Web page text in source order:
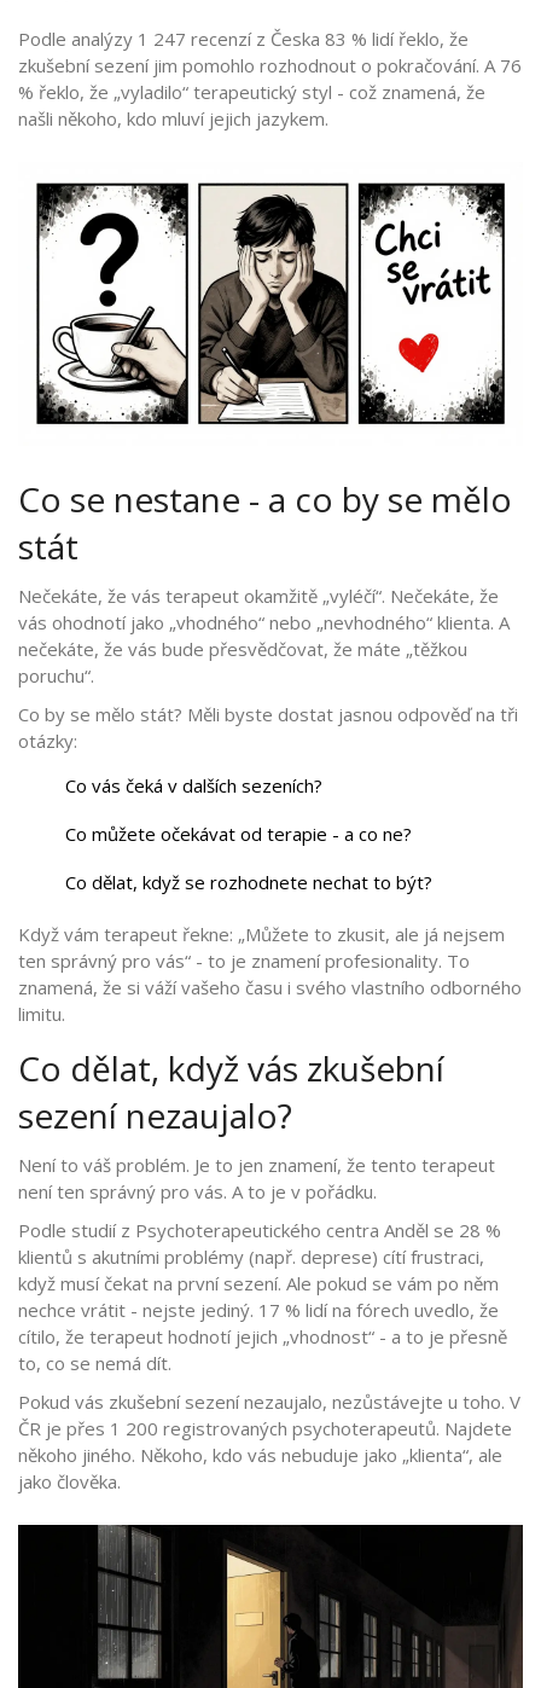
Podle analýzy 1 247 recenzí z Česka 83 % lidí řeklo, že
zkušební sezení jim pomohlo rozhodnout o pokračování. A 76
% řeklo, že „vyladilo“ terapeutický styl - což znamená, že
našli někoho, kdo mluví jejich jazykem.
Co se nestane - a co by se mělo
stát
Nečekáte, že vás terapeut okamžitě „vyléčí“. Nečekáte, že
vás ohodnotí jako „vhodného“ nebo „nevhodného“ klienta. A
nečekáte, že vás bude přesvědčovat, že máte „těžkou
poruchu“.
Co by se mělo stát? Měli byste dostat jasnou odpověď na tři
otázky:
Co vás čeká v dalších sezeních?
Co můžete očekávat od terapie - a co ne?
Co dělat, když se rozhodnete nechat to být?
Když vám terapeut řekne: „Můžete to zkusit, ale já nejsem
ten správný pro vás“ - to je znamení profesionality. To
znamená, že si váží vašeho času i svého vlastního odborného
limitu.
Co dělat, když vás zkušební
sezení nezaujalo?
Není to váš problém. Je to jen znamení, že tento terapeut
není ten správný pro vás. A to je v pořádku.
Podle studií z Psychoterapeutického centra Anděl se 28 %
klientů s akutními problémy (např. deprese) cítí frustraci,
když musí čekat na první sezení. Ale pokud se vám po něm
nechce vrátit - nejste jediný. 17 % lidí na fórech uvedlo, že
cítilo, že terapeut hodnotí jejich „vhodnost“ - a to je přesně
to, co se nemá dít.
Pokud vás zkušební sezení nezaujalo, nezůstávejte u toho. V
ČR je přes 1 200 registrovaných psychoterapeutů. Najdete
někoho jiného. Někoho, kdo vás nebuduje jako „klienta“, ale
jako člověka.